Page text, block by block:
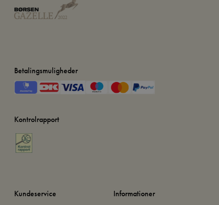
Betalingsmuligheder
Kontrolrapport
Kundeservice
Informationer